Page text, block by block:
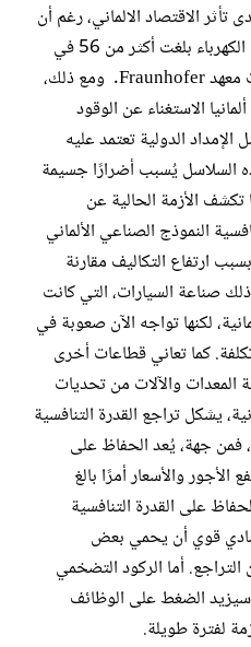
الاقتصاد الالماني، رغم أن
حصة الطاقة المتجددة في إنتاج الكهرباء بلغت أكثر من 56 في
المئة العام الماضي بحسب بيانات معهد Fraunhofer. ومع ذلك،
الاستغناء عن الوقود
الدولية تعتمد عليه
يُسبب أضرارًا جسيمة
تكشف الأزمة الحالية عن
النموذج الصناعي الألماني
ارتفاع التكاليف مقارنة
صناعة السيارات، التي كانت
لكنها تواجه الآن صعوبة في
كما تعاني قطاعات أخرى
المعدات والآلات من تحديات
يشكل تراجع القدرة التنافسية
فمن جهة، يُعد الحفاظ على
الأجور والأسعار أمرًا بالغ
على القدرة التنافسية
قوي أن يحمي بعض
التراجع. أما الركود التضخمي
سيزيد الضغط على الوظائف
لفترة طويلة.